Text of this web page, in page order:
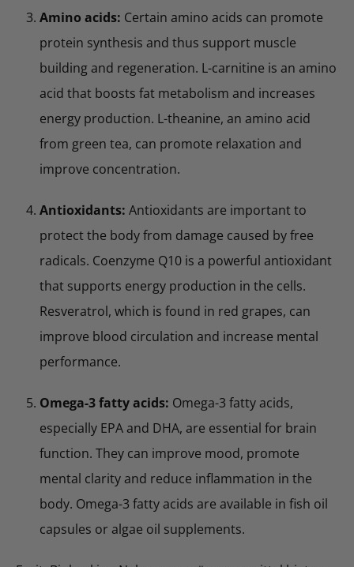
Amino acids: Certain amino acids can promote
protein synthesis and thus support muscle
building and regeneration. L-carnitine is an amino
acid that boosts fat metabolism and increases
energy production. L-theanine, an amino acid
from green tea, can promote relaxation and
improve concentration.
Antioxidants: Antioxidants are important to
protect the body from damage caused by free
radicals. Coenzyme Q10 is a powerful antioxidant
that supports energy production in the cells.
Resveratrol, which is found in red grapes, can
improve blood circulation and increase mental
performance.
Omega-3 fatty acids: Omega-3 fatty acids,
especially EPA and DHA, are essential for brain
function. They can improve mood, promote
mental clarity and reduce inflammation in the
body. Omega-3 fatty acids are available in fish oil
capsules or algae oil supplements.